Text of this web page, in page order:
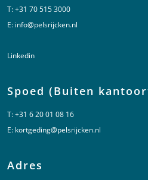
T:+31 70 515 3000
E: info@pelsrijcken.nl
Linkedin
Spoed (Buiten
T:+31 6 20 01 08 16
E: kortgeding@pelsrijcken.nl
Adres